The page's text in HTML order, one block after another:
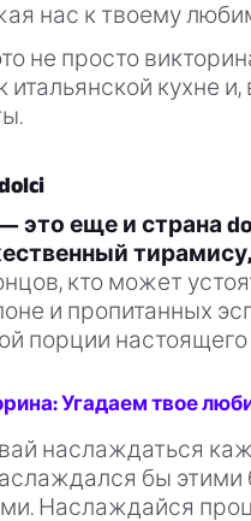
нас к твоему
не просто
итальянской кухне
это еще и страна
кто может
и пропитанных
порции
Угадаем твое
наслаждаться
бы
Наслаждайся